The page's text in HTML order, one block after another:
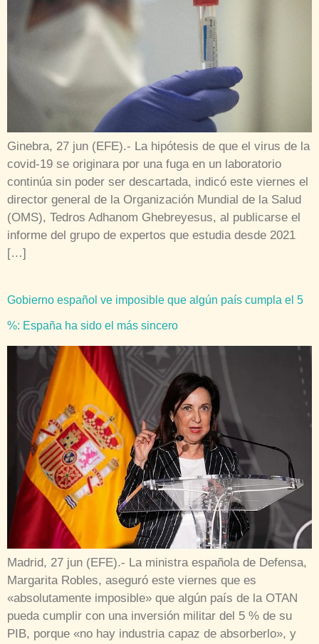
Ginebra, 27 jun (EFE).- La hipótesis de que el virus de la
covid-19 se originara por una fuga en un laboratorio
continúa sin poder ser descartada, indicó este viernes el
director general de la Organización Mundial de la Salud
(OMS), Tedros Adhanom Ghebreyesus, al publicarse el
informe del grupo de expertos que estudia desde 2021
[…]
Gobierno español ve imposible que algún país cumpla el 5
%: España ha sido el más sincero
Madrid, 27 jun (EFE).- La ministra española de Defensa,
Margarita Robles, aseguró este viernes que es
«absolutamente imposible» que algún país de la OTAN
pueda cumplir con una inversión militar del 5 % de su
PIB, porque «no hay industria capaz de absorberlo», y